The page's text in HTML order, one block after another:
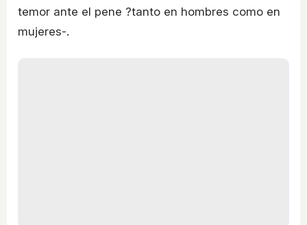
temor ante el pene ?tanto en hombres como en
mujeres-.